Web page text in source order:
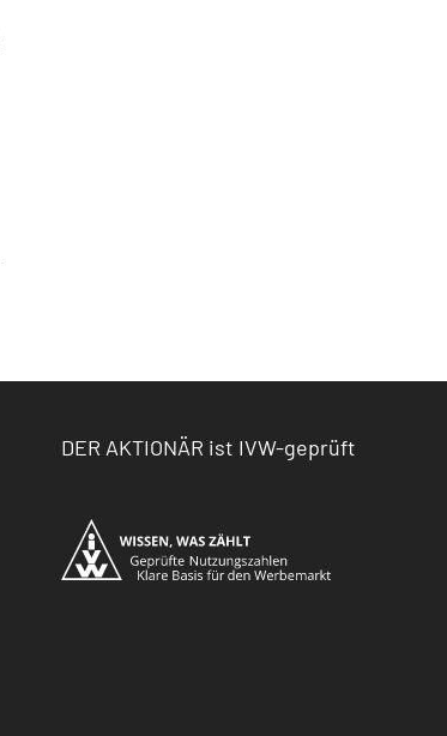
DER AKTIONÄR ist IVW-geprüft